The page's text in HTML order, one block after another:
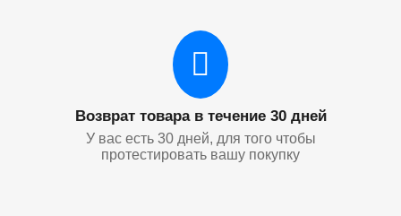
Возврат товара в течение 30 дней
У вас есть 30 дней, для того чтобы
протестировать вашу покупку